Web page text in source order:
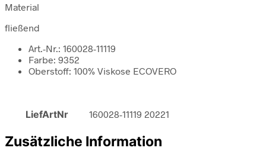
Material
fließend
Art.-Nr.: 160028-11119
Farbe: 9352
Oberstoff: 100% Viskose ECOVERO
LiefArtNr 160028-11119 20221
Zusätzliche Information